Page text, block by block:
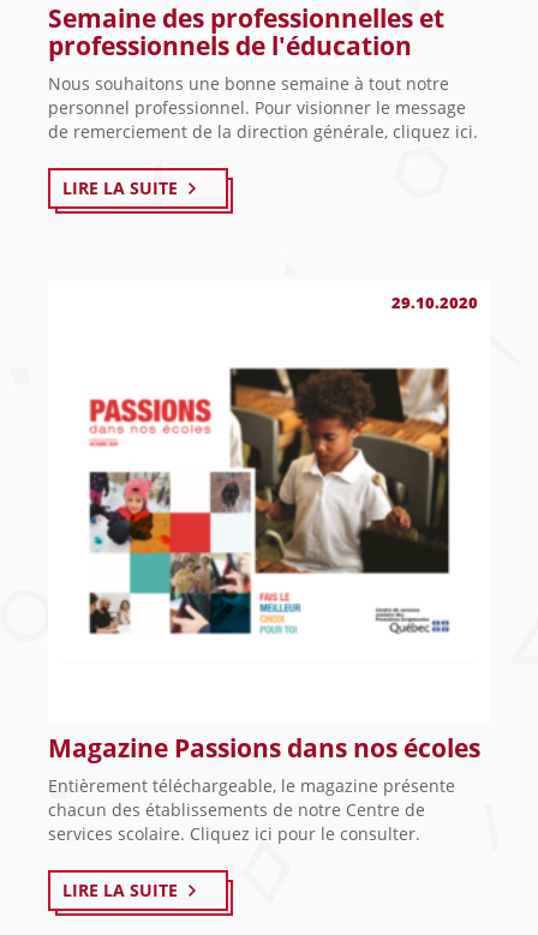
Semaine des professionnelles et
professionnels de l'éducation
Nous souhaitons une bonne semaine à tout notre
personnel professionnel. Pour visionner le message
de remerciement de la direction générale, cliquez ici.
LIRE LA SUITE
29.10.2020
Magazine Passions dans nos écoles
Entièrement téléchargeable, le magazine présente
chacun des établissements de notre Centre de
services scolaire. Cliquez ici pour le consulter.
LIRE LA SUITE